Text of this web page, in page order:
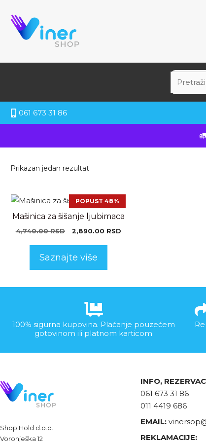
061 673 31 86
Prikazan jedan rezultat
POPUST 48%
Mašinica za šišanje ljubimaca
4,740.00RSD 2,890.00 RSD
Saznajte više
100% sigurna kupovina. Plaćanje pouzećem
gotovinom ili platnom karticom
Shop Hold d.o.o.
Voronješka 12
INFO,
061 673 31 86
011 4419 686
EMAIL:
REKLAMACIJE: